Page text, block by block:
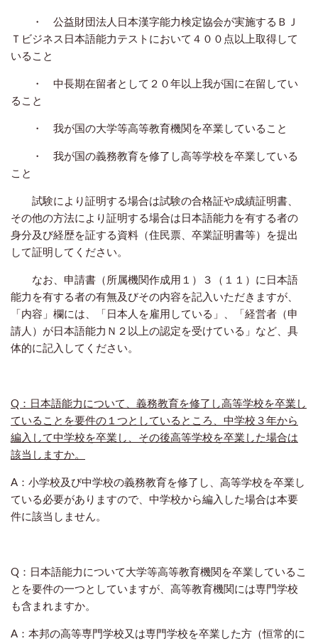
・ 公益財団法人日本漢字能力検定協会が実施するＢＪ
Ｔビジネス日本語能力テストにおいて４００点以上取得して
いること
・ 中長期在留者として２０年以上我が国に在留してい
ること
・ 我が国の大学等高等教育機関を卒業していること
・ 我が国の義務教育を修了し高等学校を卒業している
こと
試験により証明する場合は試験の合格証や成績証明書、
その他の方法により証明する場合は日本語能力を有する者の
身分及び経歴を証する資料（住民票、卒業証明書等）を提出
して証明してください。
なお、申請書（所属機関作成用１）３（１１）に日本語
能力を有する者の有無及びその内容を記入いただきますが、
「内容」欄には、「日本人を雇用している」、「経営者（申
請人）が日本語能力Ｎ２以上の認定を受けている」など、具
体的に記入してください。
Q：日本語能力について、義務教育を修了し高等学校を卒業し
ていることを要件の１つとしているところ、中学校３年から
編入して中学校を卒業し、その後高等学校を卒業した場合は
該当しますか。
A：小学校及び中学校の義務教育を修了し、高等学校を卒業し
ている必要がありますので、中学校から編入した場合は本要
件に該当しません。
Q：日本語能力について大学等高等教育機関を卒業しているこ
とを要件の一つとしていますが、高等教育機関には専門学校
も含まれますか。
A：本邦の高等専門学校又は専門学校を卒業した方（恒常的に